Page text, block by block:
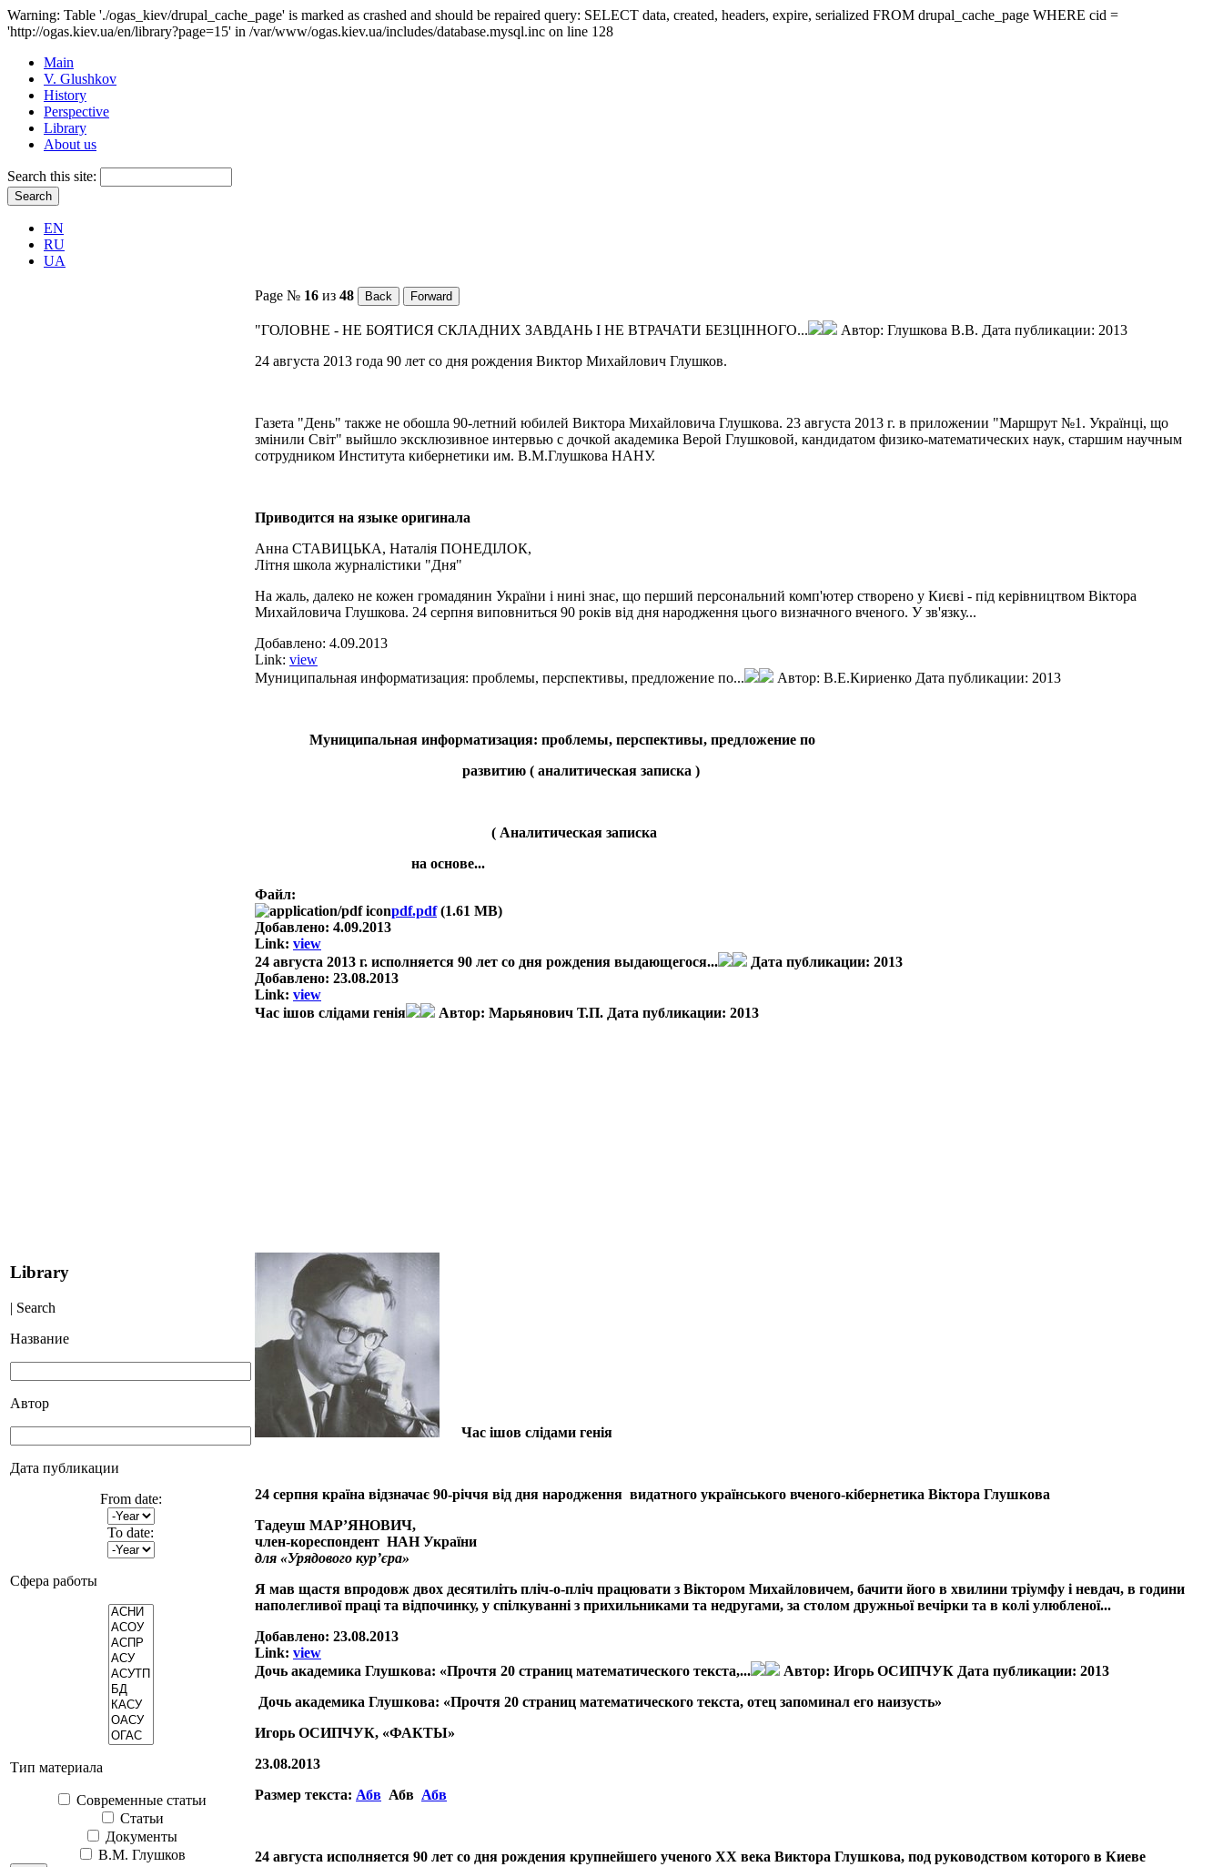
Warning: Table './ogas_kiev/drupal_cache_page' is marked as crashed and should be repaired query: SELECT data, created, headers, expire, serialized FROM drupal_cache_page WHERE cid =
'http://ogas.kiev.ua/en/library?page=15' in /var/www/ogas.kiev.ua/includes/database.mysql.inc on line 128
Main
V. Glushkov
History
Perspective
Library
About us
Search this site:
EN
RU
UA
Library
| Search
Название
Автор
Дата публикации
From date:
To date:
Сфера работы
Тип материала
Современные статьи
Статьи
Документы
В.М. Глушков
Page № 16 из 48
"ГОЛОВНЕ - НЕ БОЯТИСЯ СКЛАДНИХ ЗАВДАНЬ I НЕ ВТРАЧАТИ БЕЗЦIННОГО... Автор: Глушкова В.В. Дата публикации: 2013
24 августа 2013 года 90 лет со дня рождения Виктор Михайлович Глушков.
Газета "День" также не обошла 90-летний юбилей Виктора Михайловича Глушкова. 23 августа 2013 г. в приложении "Маршрут №1. Українцi, що
змiнили Свiт" выйшло эксклюзивное интервью с дочкой академика Верой Глушковой, кандидатом физико-математических наук, старшим научным
сотрудником Института кибернетики им. В.М.Глушкова НАНУ.
Приводится на языке оригинала
Анна СТАВИЦЬКА, Наталiя ПОНЕДIЛОК,
Лiтня школа журналiстики "Дня"
На жаль, далеко не кожен громадянин України i нинi знає, що перший персональний комп'ютер створено у Києвi - пiд керiвництвом Вiктора
Михайловича Глушкова. 24 серпня виповниться 90 рокiв вiд дня народження цього визначного вченого. У зв'язку...
Добавлено: 4.09.2013
Link: view
Муниципальная информатизация: проблемы, перспективы, предложение по...
Автор: В.Е.Кириенко Дата публикации: 2013
Муниципальная информатизация: проблемы, перспективы, предложение по
развитию ( аналитическая записка )
( Аналитическая записка
на основе...
Файл:
pdf.pdf (1.61 MB)
Добавлено: 4.09.2013
Link: view
24 августа 2013 г. исполняется 90 лет со дня рождения выдающегося...
Дата публикации: 2013
Добавлено: 23.08.2013
Link: view
Час ішов слідами генія
Автор: Марьянович Т.П. Дата публикации: 2013
Час ішов слідами генія
24 серпня країна відзначає 90-річчя від дня народження видатного українського вченого-кібернетика Віктора Глушкова
Тадеуш МАР’ЯНОВИЧ,
член-кореспондент НАН України
для «Урядового кур’єра»
Я мав щастя впродовж двох десятиліть пліч-о-пліч працювати з Віктором Михайловичем, бачити його в хвилини тріумфу і невдач, в години
наполегливої праці та відпочинку, у спілкуванні з прихильниками та недругами, за столом дружньої вечірки та в колі улюбленої...
Добавлено: 23.08.2013
Link: view
Дочь академика Глушкова: «Прочтя 20 страниц математического текста,...
Автор: Игорь ОСИПЧУК Дата публикации: 2013
Дочь академика Глушкова: «Прочтя 20 страниц математического текста, отец запоминал его наизусть»
Игорь ОСИПЧУК, «ФАКТЫ»
23.08.2013
Размер текста: Абв Абв Абв
24 августа исполняется 90 лет со дня рождения крупнейшего ученого ХХ века Виктора Глушкова, под руководством которого в Киеве